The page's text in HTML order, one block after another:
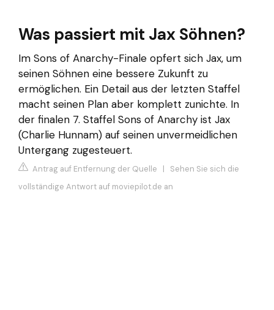
Was passiert mit Jax Söhnen?
Im Sons of Anarchy-Finale opfert sich Jax, um
seinen Söhnen eine bessere Zukunft zu
ermöglichen. Ein Detail aus der letzten Staffel
macht seinen Plan aber komplett zunichte. In
der finalen 7. Staffel Sons of Anarchy ist Jax
(Charlie Hunnam) auf seinen unvermeidlichen
Untergang zugesteuert.
Antrag auf Entfernung der Quelle | Sehen Sie sich die
vollständige Antwort auf moviepilot.de an